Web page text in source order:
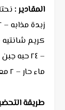
المقادير :
ماء حار – ٢ معلقة جلاتين
طريقة